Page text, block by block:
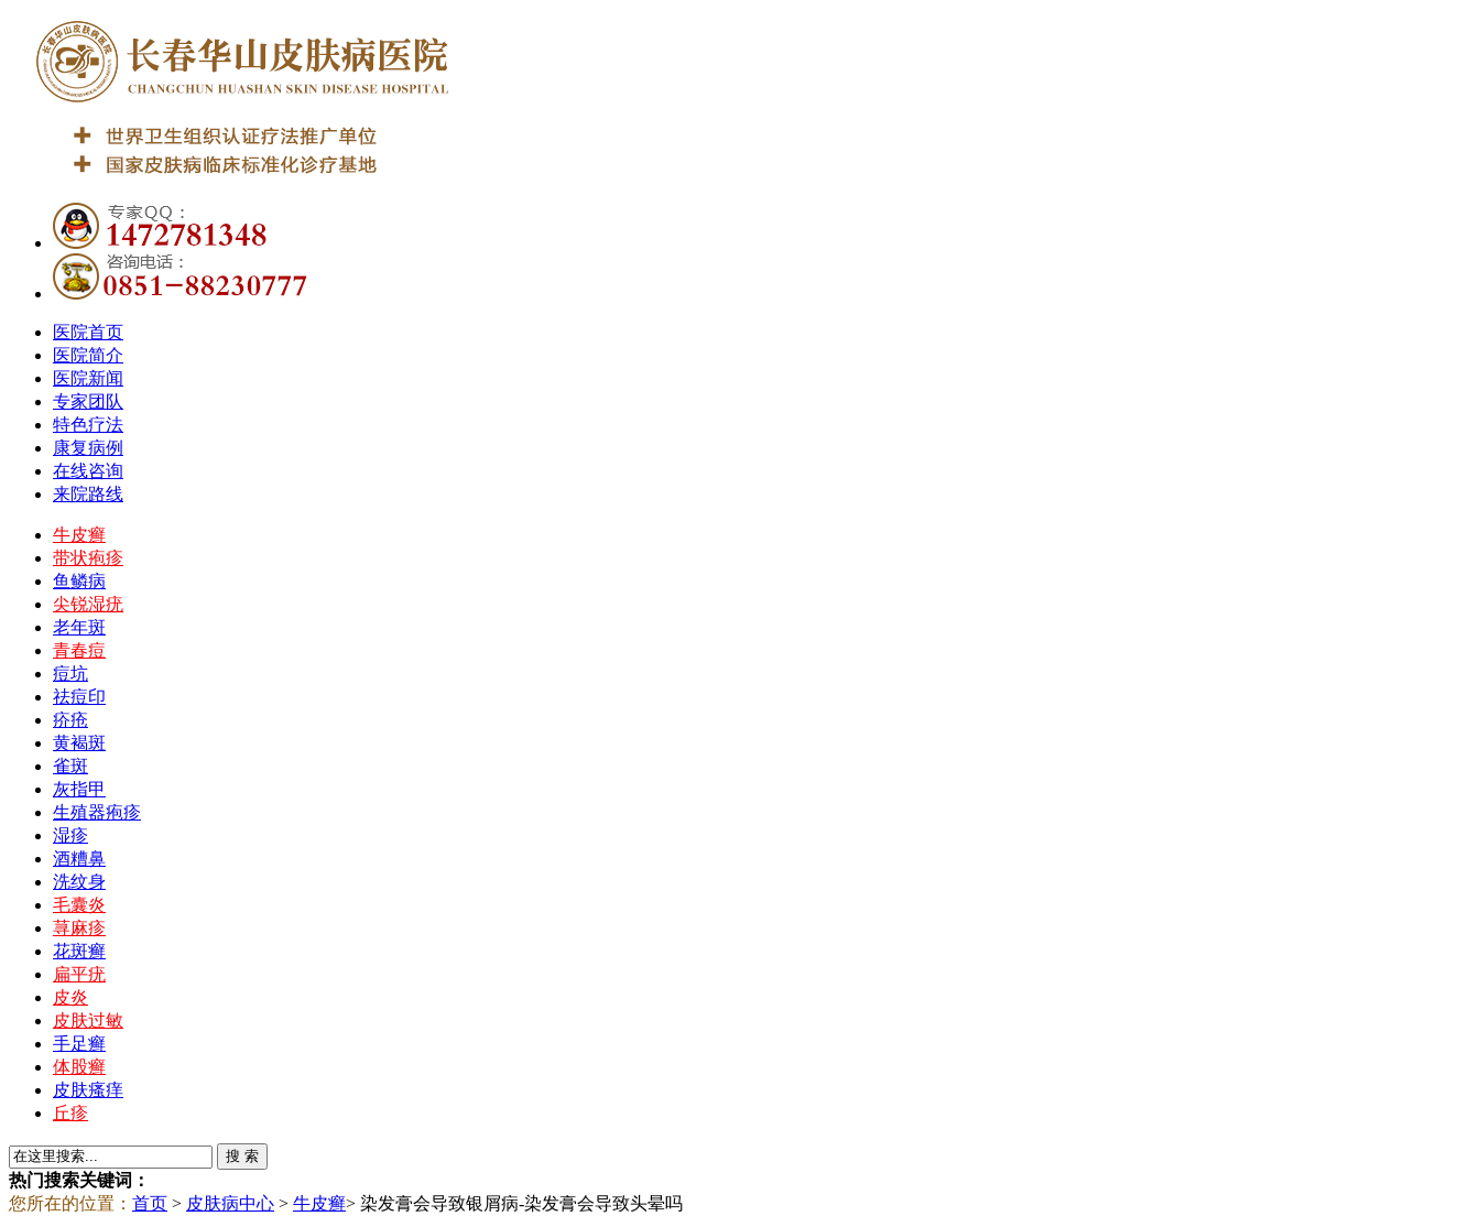
医院首页
医院简介
医院新闻
专家团队
特色疗法
康复病例
在线咨询
来院路线
牛皮癣
带状疱疹
鱼鳞病
尖锐湿疣
老年斑
青春痘
痘坑
祛痘印
疥疮
黄褐斑
雀斑
灰指甲
生殖器疱疹
湿疹
酒糟鼻
洗纹身
毛囊炎
荨麻疹
花斑癣
扁平疣
皮炎
皮肤过敏
手足癣
体股癣
皮肤瘙痒
丘疹
热门搜索关键词：
您所在的位置： 首页 > 皮肤病中心 > 牛皮癣> 染发膏会导致银屑病-染发膏会导致头晕吗